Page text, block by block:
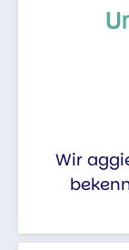
Wir